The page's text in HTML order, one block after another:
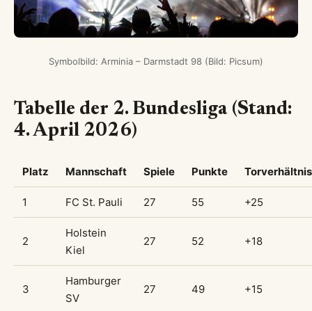
Symbolbild: Arminia – Darmstadt 98 (Bild: Picsum)
Tabelle der 2. Bundesliga (Stand:
4. April 2026)
Platz Mannschaft Spiele Punkte Torverhältnis
1 FC St. Pauli 27 55 +25
2
Holstein
Kiel
27 52 +18
3
Hamburger
SV
27 49 +15